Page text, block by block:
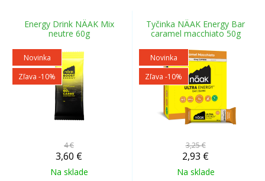
Energy Drink NÄAK Mix
neutre 60g
Novinka
Zľava -10%
4 €
3,60 €
Na sklade
Tyčinka NÄAK Energy Bar
caramel macchiato 50g
Novinka
Zľava -10%
3,25 €
2,93 €
Na sklade